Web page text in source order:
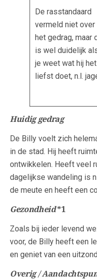
De rasstandaard
vermeld niet over
het gedrag, maar
is wel duidelijk
je weet wat hij het
liefst doet, n.l.
Huidig gedrag
De Billy voelt zich
in de stad. Hij heeft
ontwikkelen. Heeft veel
dagelijkse wandeling is
de meute en heeft een
Gezondheid*1
Zoals bij ieder levend
voor, de Billy heeft een
en geniet van een
Overig /